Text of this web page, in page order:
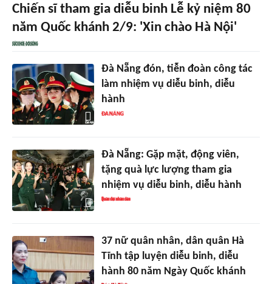
Chiến sĩ tham gia diễu binh Lễ kỷ niệm 80
năm Quốc khánh 2/9: 'Xin chào Hà Nội'
Đà Nẵng đón, tiễn đoàn công tác
làm nhiệm vụ diễu binh, diễu
hành
Đà Nẵng: Gặp mặt, động viên,
tặng quà lực lượng tham gia
nhiệm vụ diễu binh, diễu hành
37 nữ quân nhân, dân quân Hà
Tĩnh tập luyện diễu binh, diễu
hành 80 năm Ngày Quốc khánh